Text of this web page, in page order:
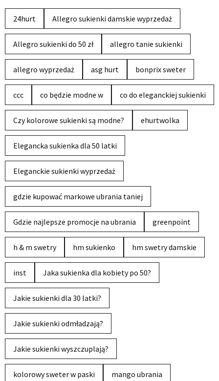
24hurt Allegro sukienki damskie wyprzedaż
Allegro sukienki do 50 zł allegro tanie sukienki
allegro wyprzedaż asg hurt bonprix sweter
ccc co będzie modne w co do eleganckiej sukienki
Czy kolorowe sukienki są modne? ehurtwolka
Elegancka sukienka dla 50 latki
Eleganckie sukienki wyprzedaż
gdzie kupować markowe ubrania taniej
Gdzie najlepsze promocje na ubrania greenpoint
h & m swetry hm sukienko hm swetry damskie
inst Jaka sukienka dla kobiety po 50?
Jakie sukienki dla 30 latki?
Jakie sukienki odmładzają?
Jakie sukienki wyszczuplają?
kolorowy sweter w paski mango ubrania